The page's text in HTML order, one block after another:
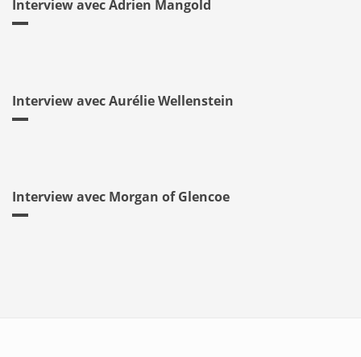
Interview avec Adrien Mangold
Interview avec Aurélie Wellenstein
Interview avec Morgan of Glencoe